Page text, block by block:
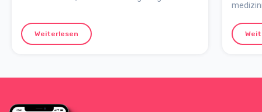
wie das Stillen an die Bedürfnisse des Babys
angepasst wird.
Weiterlesen
halten.